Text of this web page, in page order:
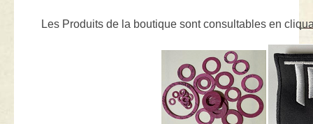
Les Produits de la boutique sont consultables en